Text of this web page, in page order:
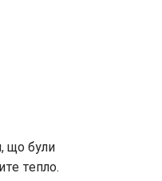
що були
тепло.